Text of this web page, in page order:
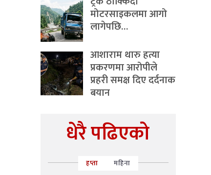
मोटरसाइकलमा आगो
लागेपछि…
आशाराम थारु हत्या
प्रकरणमा आरोपीले
प्रहरी समक्ष दिए दर्दनाक
बयान
धेरै पढिएको
हप्ता महिना